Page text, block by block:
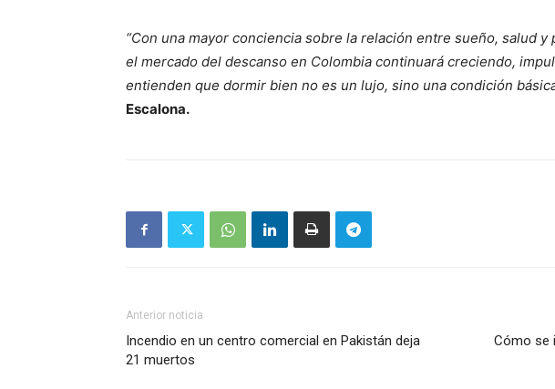
“Con una mayor conciencia sobre la relación entre sueño, salud
el mercado del descanso en Colombia continuará creciendo,
entienden que dormir bien no es un lujo, sino una condición
Escalona.
Anterior noticia
Incendio en un centro comercial en Pakistán deja
21 muertos
Cómo se